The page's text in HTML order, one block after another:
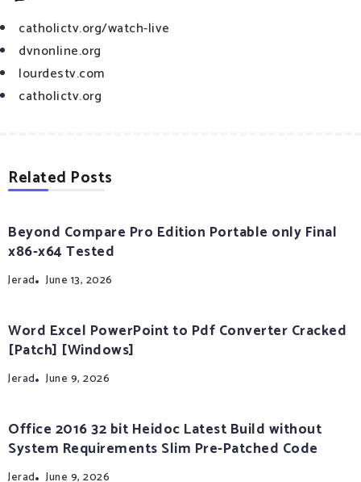
catholictv.org/watch-live
dvnonline.org
lourdestv.com
catholictv.org
Related Posts
Beyond Compare Pro Edition Portable only Final
x86-x64 Tested
Jerad June 13, 2026
Word Excel PowerPoint to Pdf Converter Cracked
[Patch] [Windows]
Jerad June 9, 2026
Office 2016 32 bit Heidoc Latest Build without
System Requirements Slim Pre-Patched Code
Jerad June 9, 2026